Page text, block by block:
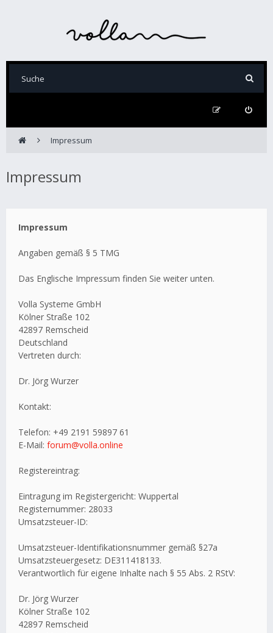
Impressum
Impressum
Impressum
Angaben gemäß § 5 TMG
Das Englische Impressum finden Sie weiter unten.
Volla Systeme GmbH
Kölner Straße 102
42897 Remscheid
Deutschland
Vertreten durch:
Dr. Jörg Wurzer
Kontakt:
Telefon: +49 2191 59897 61
E-Mail: forum@volla.online
Registereintrag:
Eintragung im Registergericht: Wuppertal
Registernummer: 28033
Umsatzsteuer-ID:
Umsatzsteuer-Identifikationsnummer gemäß §27a
Umsatzsteuergesetz: DE311418133.
Verantwortlich für eigene Inhalte nach § 55 Abs. 2 RStV:
Dr. Jörg Wurzer
Kölner Straße 102
42897 Remscheid